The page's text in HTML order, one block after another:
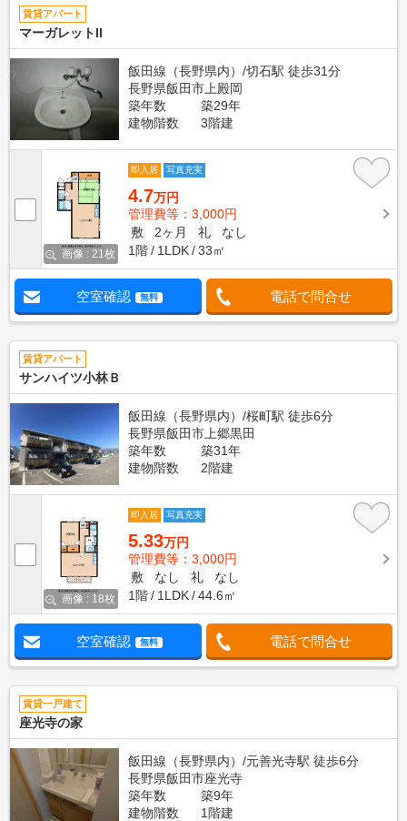
賃貸アパート
マーガレットII
飯田線（長野県内）/切石駅 徒歩31分
長野県飯田市上殿岡
築年数
築29年
建物階数
3階建
画像 : 21枚
即入居 写真充実
4.7万円
管理費等：3,000円
敷
2ヶ月 礼
なし
1階
1LDK 33㎡
空室確認 無料 電話で問合せ
賃貸アパート
サンハイツ小林Ｂ
飯田線（長野県内）/桜町駅 徒歩6分
長野県飯田市上郷黒田
築年数
築31年
建物階数
2階建
画像 : 18枚
即入居 写真充実
5.33万円
管理費等：3,000円
敷
なし 礼
なし
1階
1LDK 44.6㎡
空室確認 無料 電話で問合せ
賃貸一戸建て
座光寺の家
飯田線（長野県内）/元善光寺駅 徒歩6分
長野県飯田市座光寺
築年数
築9年
建物階数
1階建